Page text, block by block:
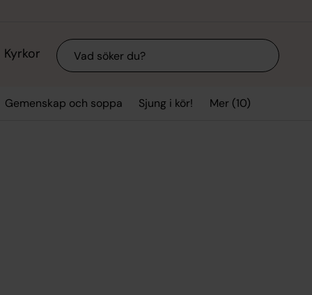
Kyrkor Sök
Gemenskap och soppa Sjung i kör! Mer (10)